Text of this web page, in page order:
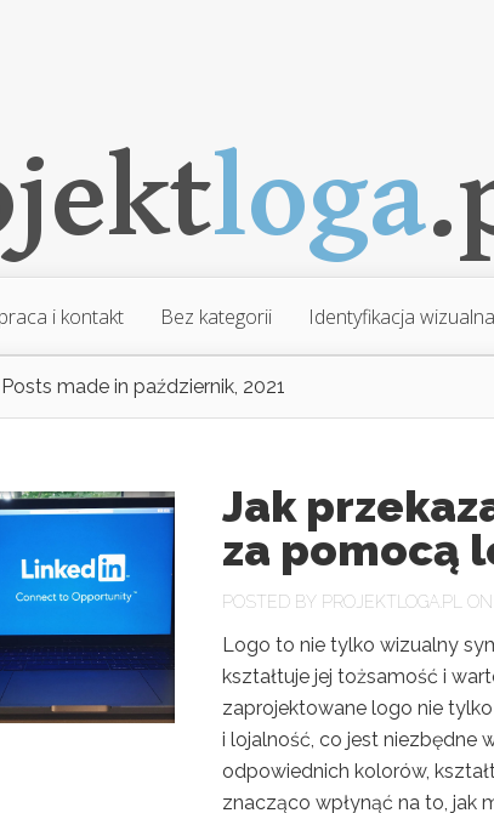
i kontakt Bez kategorii Identyfikacja
Posts made in październik, 2021
Jak
za pomocą
POSTED BY PROJEKTLOGA.PL ON
Logo to nie tylko wizualny
kształtuje jej tożsamość i
zaprojektowane logo nie
i lojalność, co jest niezbędne
odpowiednich kolorów,
znacząco wpłynąć na to, jak